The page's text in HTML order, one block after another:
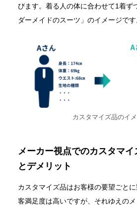
びます。着る人の体に合わせて1着ず
ダーメイドのスーツ」のイメージです
カスタマイズ品のイ
メーカー視点でのカスタマイ
とデメリット
カスタマイズ品はお客様の要望ごと
客満足度は高いですが、それゆえの